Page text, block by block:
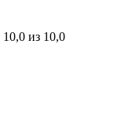
10,0 из 10,0